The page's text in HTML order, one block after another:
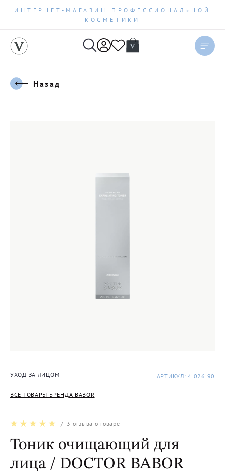
ИНТЕРНЕТ-МАГАЗИН ПРОФЕССИОНАЛЬНОЙ
КОСМЕТИКИ
Назад
УХОД ЗА ЛИЦОМ
ВСЕ ТОВАРЫ БРЕНДА BABOR
АРТИКУЛ: 4.026.90
/ 3 отзыва о товаре
Тоник очищающий для
лица / DOCTOR BABOR